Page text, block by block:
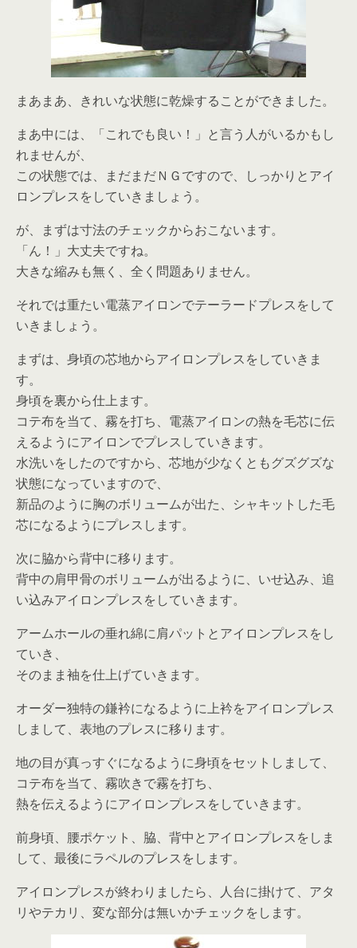
まあまあ、きれいな状態に乾燥することができました。
まあ中には、「これでも良い！」と言う人がいるかもし
れませんが、
この状態では、まだまだＮＧですので、しっかりとアイ
ロンプレスをしていきましょう。
が、まずは寸法のチェックからおこないます。
「ん！」大丈夫ですね。
大きな縮みも無く、全く問題ありません。
それでは重たい電蒸アイロンでテーラードプレスをして
いきましょう。
まずは、身頃の芯地からアイロンプレスをしていきま
す。
身頃を裏から仕上ます。
コテ布を当て、霧を打ち、電蒸アイロンの熱を毛芯に伝
えるようにアイロンでプレスしていきます。
水洗いをしたのですから、芯地が少なくともグズグズな
状態になっていますので、
新品のように胸のボリュームが出た、シャキットした毛
芯になるようにプレスします。
次に脇から背中に移ります。
背中の肩甲骨のボリュームが出るように、いせ込み、追
い込みアイロンプレスをしていきます。
アームホールの垂れ綿に肩パットとアイロンプレスをし
ていき、
そのまま袖を仕上げていきます。
オーダー独特の鎌衿になるように上衿をアイロンプレス
しまして、表地のプレスに移ります。
地の目が真っすぐになるように身頃をセットしまして、
コテ布を当て、霧吹きで霧を打ち、
熱を伝えるようにアイロンプレスをしていきます。
前身頃、腰ポケット、脇、背中とアイロンプレスをしま
して、最後にラペルのプレスをします。
アイロンプレスが終わりましたら、人台に掛けて、アタ
リやテカリ、変な部分は無いかチェックをします。